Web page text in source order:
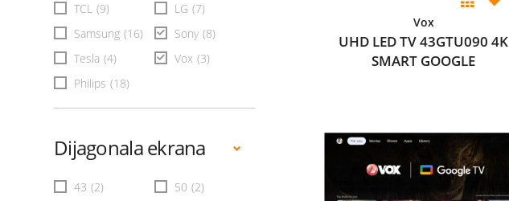
TCL (9) LG (7)
Samsung (16) Sony (8)
Tesla (4) Vox (3)
Philips (18)
Dijagonala ekrana
43 (2) 50 (2)
Vox
UHD LED TV 43GTU090 4K
SMART GOOGLE